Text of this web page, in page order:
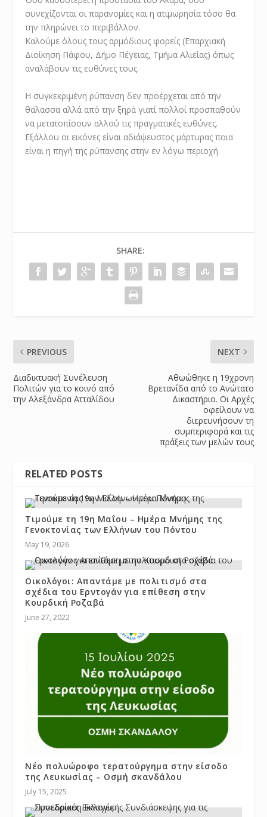
συνεχίζονται οι παρανομίες και η ατιμωρησία τόσο θα
την πληρώνει το περιβάλλον.
Καλούμε όλους τους αρμόδιους φορείς (Επαρχιακή
Διοίκηση Πάφου, Δήμο Πέγειας, Τμήμα Αλιείας) όπως
αναλάβουν τις ευθύνες τους.
Η συγκεκριμένη ρύπανση δεν προέρχεται από την
θάλασσα αλλά από την ξηρά γιατί πολλοί προσπαθούν
να μετατοπίσουν αλλού τις πραγματικές ευθύνες.
Εξάλλου οι εικόνες είναι αδιάψευστος μάρτυρας ποια
είναι η πηγή της ρύπανσης στην εν λόγω περιοχή.
SHARE:
PREVIOUS
Διαδικτυακή Συνέλευση
Πολιτών για το κοινό από
την Αλεξάνδρα Ατταλίδου
NEXT
Αθωώθηκε η 19χρονη
Βρετανίδα από το Ανώτατο
Δικαστήριο. Οι Αρχές
οφείλουν να
διερευνήσουν τη
συμπεριφορά και τις
πράξεις των μελών τους
RELATED POSTS
Τιμούμε τη 19η Μαΐου – Ημέρα Μνήμης της
Γενοκτονίας των Ελλήνων του Πόντου
May 19, 2026
Οικολόγοι: Απαντάμε με πολιτισμό στα
σχέδια του Ερντογάν για επίθεση στην
Κουρδική Ροζαβά
June 27, 2022
Νέο πολυώροφο τερατούργημα στην είσοδο
της Λευκωσίας – Οσμή σκανδάλου
July 15, 2025